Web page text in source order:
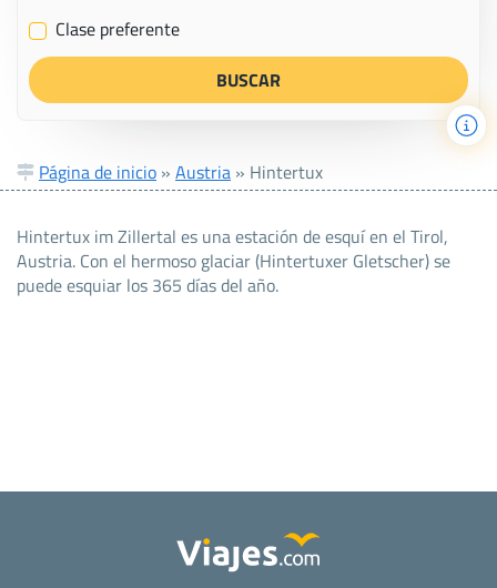
✔ Clase preferente
Página de inicio » Austria » Hintertux
Hintertux im Zillertal es una estación de esquí en el Tirol,
Austria. Con el hermoso glaciar (Hintertuxer Gletscher) se
puede esquiar los 365 días del año.